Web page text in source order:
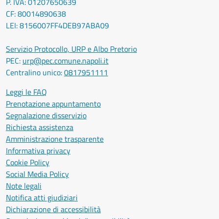
CF: 80014890638
LEI: 8156007FF4DEB97ABA09
Servizio Protocollo, URP e Albo Pretorio
PEC: urp@pec.comune.napoli.it
Centralino unico:0817951111
Leggi le FAQ
Prenotazione appuntamento
Segnalazione disservizio
Richiesta assistenza
Amministrazione trasparente
Informativa privacy
Cookie Policy
Social Media Policy
Note legali
Notifica atti giudiziari
Dichiarazione di accessibilità